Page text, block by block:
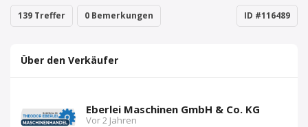
139 Treffer 0 Bemerkungen ID #116489
Über den Verkäufer
Eberlei Maschinen GmbH & Co. KG
Vor 2 Jahren